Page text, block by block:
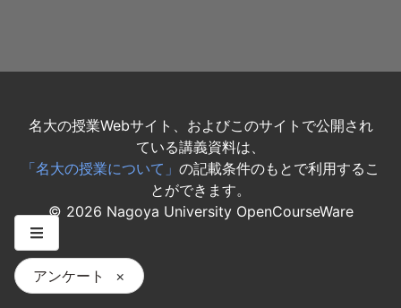
アンケート ×
名大の授業Webサイト、およびこのサイトで公開され
ている講義資料は、
「名大の授業について」 の記載条件のもとで利用するこ
とができます。
© 2026 Nagoya University OpenCourseWare